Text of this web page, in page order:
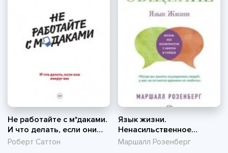
Не работайте с м*даками.
И что делать, если они
вокруг вас
Роберт Саттон
Язык жизни.
Ненасильственное
общение
Маршалл Розенберг